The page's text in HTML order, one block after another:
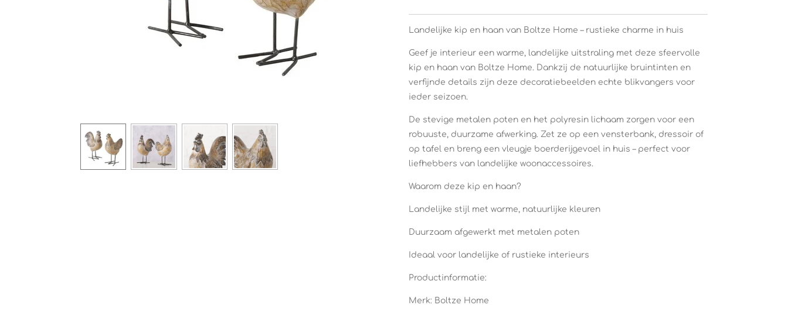
Landelijke kip en haan van Boltze Home – rustieke charme in huis
Geef je interieur een warme, landelijke uitstraling met deze sfeervolle
kip en haan van Boltze Home. Dankzij de natuurlijke bruintinten en
verfijnde details zijn deze decoratiebeelden echte blikvangers voor
ieder seizoen.
De stevige metalen poten en het polyresin lichaam zorgen voor een
robuuste, duurzame afwerking. Zet ze op een vensterbank, dressoir of
op tafel en breng een vleugje boerderijgevoel in huis – perfect voor
liefhebbers van landelijke woonaccessoires.
Waarom deze kip en haan?
Landelijke stijl met warme, natuurlijke kleuren
Duurzaam afgewerkt met metalen poten
Ideaal voor landelijke of rustieke interieurs
Productinformatie:
Merk: Boltze Home